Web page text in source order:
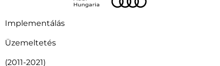
Implementálás
Üzemeltetés
(2011-2021)